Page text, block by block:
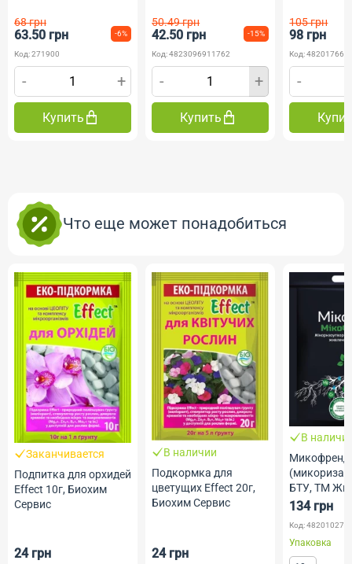
68 грн
63.50 грн -6%
Код: 271900
- +
Купить
50.49 грн
42.50 грн -15%
Код: 4823096911762
- +
Купить
105 грн
98 грн
Код:
-
Что еще может понадобиться
Заканчивается
Подпитка для орхидей
Effect 10г, Биохим
Сервис
24 грн
В наличии
Подкормка для
цветущих Effect 20г,
Биохим Сервис
24 грн
В
Микофренд
(микориза)
БТУ, ТМ
134 грн
Код:
Упаковка